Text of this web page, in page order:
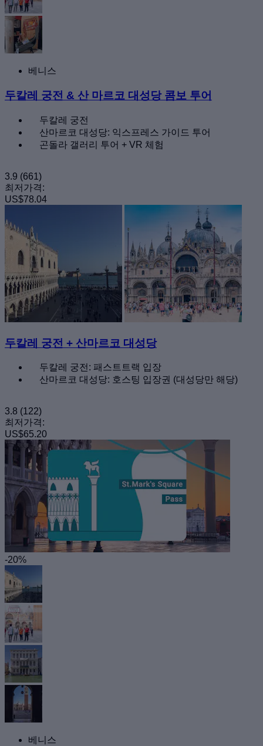
베니스
두칼레 궁전 & 산 마르코 대성당 콤보 투어
두칼레 궁전
산마르코 대성당: 익스프레스 가이드 투어
곤돌라 갤러리 투어 + VR 체험
3.9 (661)
최저가격:
US$78.04
두칼레 궁전 + 산마르코 대성당
두칼레 궁전: 패스트트랙 입장
산마르코 대성당: 호스팅 입장권 (대성당만 해당)
3.8 (122)
최저가격:
US$65.20
-20%
베니스